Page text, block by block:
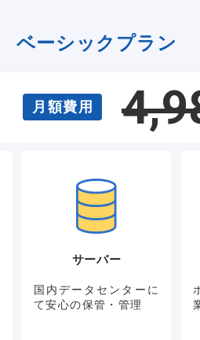
ベーシックプラン
月額費用
サーバー
国内データセンターに
て安心の保管・管理